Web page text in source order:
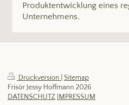
Produktentwicklung eines
Unternehmens.
Druckversion
Sitemap
Frisör Jessy Hoffmann 2026
DATENSCHUTZ
IMPRESSUM